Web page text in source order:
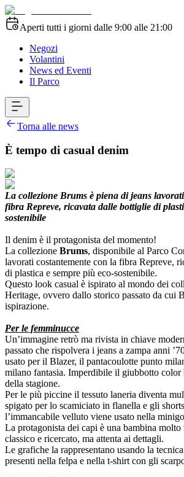
Aperti tutti i giorni dalle 9:00 alle 21:00
Negozi
Volantini
News ed Eventi
Il Parco
Torna alle news
È tempo di casual denim
La collezione Brums è piena di jeans
fibra Repreve, ricavata dalle bottiglie di
sostenibile
Il denim è il protagonista del momento!
La collezione Brums, disponibile al Parco
lavorati costantemente con la fibra Repreve,
di plastica e sempre più eco-sostenibile.
Questo look casual è ispirato al mondo dei
Heritage, ovvero dallo storico passato da cui
ispirazione.
Per le femminucce
Un’immagine retrò ma rivista in chiave
passato che rispolvera i jeans a zampa anni
usato per il Blazer, il pantacoulotte punto
milano fantasia. Imperdibile il giubbotto color
della stagione.
Per le più piccine il tessuto laneria diventa
spigato per lo scamiciato in flanella e gli
l’immancabile velluto viene usato nella
La protagonista dei capi è una bambina
classico e ricercato, ma attenta ai dettagli.
Le grafiche la rappresentano usando la
presenti nella felpa e nella t-shirt con gli